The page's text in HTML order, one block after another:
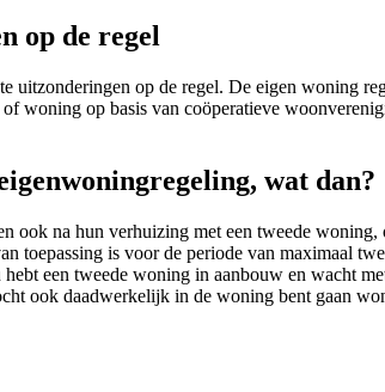
op de regel
uitzonderingen op de regel. De eigen woning
woning op basis van coöperatieve
wat dan?
ook na hun verhuizing met een tweede
toepassing is voor de periode van maximaal
een tweede woning in aanbouw en wacht
ook daadwerkelijk in de woning bent gaan